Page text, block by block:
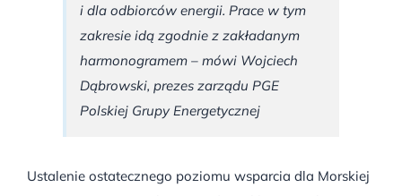
i dla odbiorców energii. Prace w tym
zakresie idą zgodnie z zakładanym
harmonogramem – mówi Wojciech
Dąbrowski, prezes zarządu PGE
Polskiej Grupy Energetycznej
Ustalenie ostatecznego poziomu wsparcia dla Morskiej